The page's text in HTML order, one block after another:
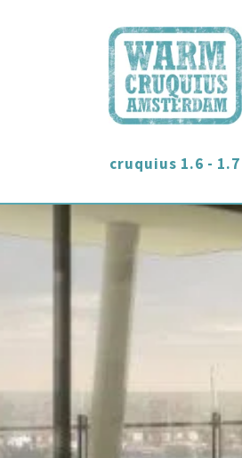
cruquius 1.6 - 1.7